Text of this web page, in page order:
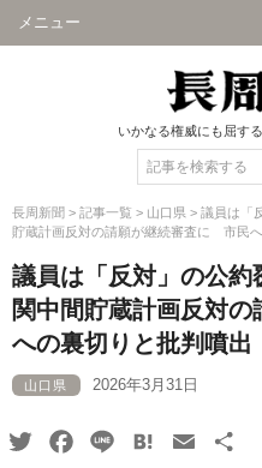
メニュー
いかなる権威にも屈す
長周新聞 > 記事一覧 > 山口県 > 議員は「
貯蔵計画反対の請願が継続審査に 市民
議員は「反対」の公
関中間貯蔵計画反対
への裏切りと批判噴出
山口県 2026年3月31日
TwitterFacebook
Line HatenaEmail